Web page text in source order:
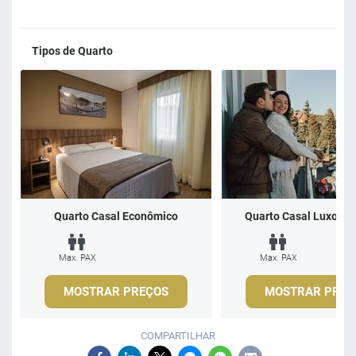
Tipos de Quarto
Quarto Casal Econômico
Max. PAX
MOSTRAR PREÇOS
Quarto Casal Luxo
Max. PAX
MOSTRAR
COMPARTILHAR